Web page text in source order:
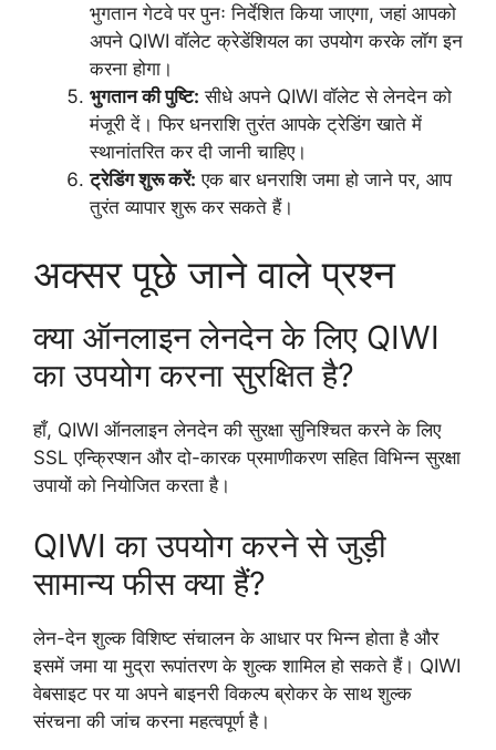
भुगतान गेटवे पर पुनः निर्देशित किया जाएगा, जहां आपको
अपने QIWI वॉलेट क्रेडेंशियल का उपयोग करके लॉग इन
करना होगा।
भुगतान की पुष्टि: सीधे अपने QIWI वॉलेट से लेनदेन को
मंजूरी दें। फिर धनराशि तुरंत आपके ट्रेडिंग खाते में
स्थानांतरित कर दी जानी चाहिए।
ट्रेडिंग शुरू करें: एक बार धनराशि जमा हो जाने पर, आप
तुरंत व्यापार शुरू कर सकते हैं।
अक्सर पूछे जाने वाले प्रश्न
क्या ऑनलाइन लेनदेन के लिए QIWI
का उपयोग करना सुरक्षित है?
हाँ, QIWI ऑनलाइन लेनदेन की सुरक्षा सुनिश्चित करने के लिए
SSL एन्क्रिप्शन और दो-कारक प्रमाणीकरण सहित विभिन्न सुरक्षा
उपायों को नियोजित करता है।
QIWI का उपयोग करने से जुड़ी
सामान्य फीस क्या हैं?
लेन-देन शुल्क विशिष्ट संचालन के आधार पर भिन्न होता है और
इसमें जमा या मुद्रा रूपांतरण के शुल्क शामिल हो सकते हैं। QIWI
वेबसाइट पर या अपने बाइनरी विकल्प ब्रोकर के साथ शुल्क
संरचना की जांच करना महत्वपूर्ण है।